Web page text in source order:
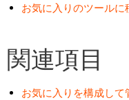
お気に入りのツールに
関連項目
お気に入りを構成して